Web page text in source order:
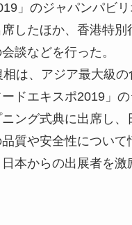
」のジャパンパビ
したほか、香港特別
談などを行った。
は、アジア最大級の
ドエキスポ2019」
ング式典に出席し、
質や安全性について
本からの出展者を激